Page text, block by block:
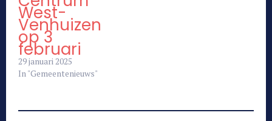
West-
Venhuizen
op 3
februari
29 januari 2025
In "Gemeentenieuws"